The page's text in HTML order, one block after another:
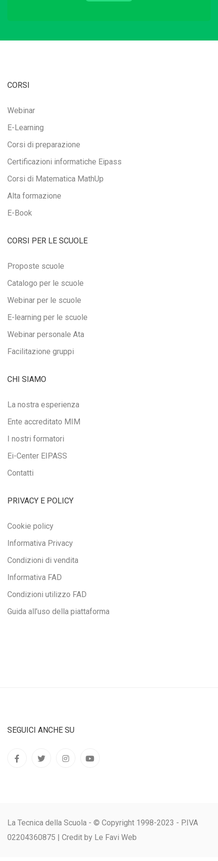
CORSI
Webinar
E-Learning
Corsi di preparazione
Certificazioni informatiche Eipass
Corsi di Matematica MathUp
Alta formazione
E-Book
CORSI PER LE SCUOLE
Proposte scuole
Catalogo per le scuole
Webinar per le scuole
E-learning per le scuole
Webinar personale Ata
Facilitazione gruppi
CHI SIAMO
La nostra esperienza
Ente accreditato MIM
I nostri formatori
Ei-Center EIPASS
Contatti
PRIVACY E POLICY
Cookie policy
Informativa Privacy
Condizioni di vendita
Informativa FAD
Condizioni utilizzo FAD
Guida all’uso della piattaforma
SEGUICI ANCHE SU
La Tecnica della Scuola - © Copyright 1998-2023 - P.IVA
02204360875 | Credit by Le Favi Web